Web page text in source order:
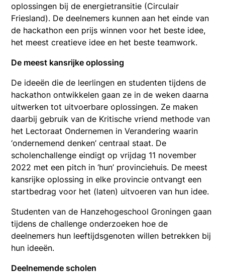
oplossingen bij de energietransitie (Circulair
Friesland). De deelnemers kunnen aan het einde van
de hackathon een prijs winnen voor het beste idee,
het meest creatieve idee en het beste teamwork.
De meest kansrijke oplossing
De ideeën die de leerlingen en studenten tijdens de
hackathon ontwikkelen gaan ze in de weken daarna
uitwerken tot uitvoerbare oplossingen. Ze maken
daarbij gebruik van de Kritische vriend methode van
het Lectoraat Ondernemen in Verandering waarin
‘ondernemend denken’ centraal staat. De
scholenchallenge eindigt op vrijdag 11 november
2022 met een pitch in ‘hun’ provinciehuis. De meest
kansrijke oplossing in elke provincie ontvangt een
startbedrag voor het (laten) uitvoeren van hun idee.
Studenten van de Hanzehogeschool Groningen gaan
tijdens de challenge onderzoeken hoe de
deelnemers hun leeftijdsgenoten willen betrekken bij
hun ideeën.
Deelnemende scholen